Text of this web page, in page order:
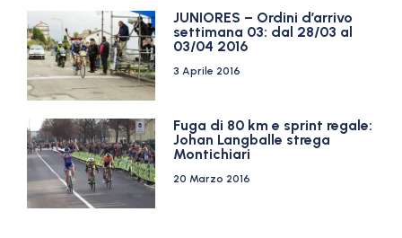
JUNIORES – Ordini d’arrivo
settimana 03: dal 28/03 al
03/04 2016
3 Aprile 2016
Fuga di 80 km e sprint regale:
Johan Langballe strega
Montichiari
20 Marzo 2016